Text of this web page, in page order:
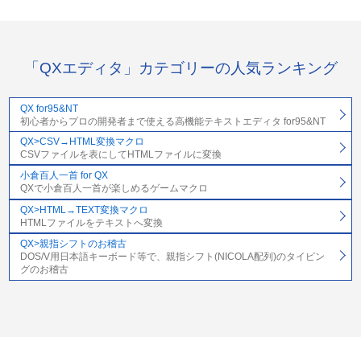
「QXエディタ」カテゴリーの人気ランキング
QX for95&NT
初心者からプロの開発者まで使える高機能テキストエディタ for95&NT
QX>CSV→HTML変換マクロ
CSVファイルを表にしてHTMLファイルに変換
小倉百人一首 for QX
QXで小倉百人一首が楽しめるゲームマクロ
QX>HTML→TEXT変換マクロ
HTMLファイルをテキストへ変換
QX>親指シフトのお稽古
DOS/V用日本語キーボード等で、親指シフト(NICOLA配列)のタイピン
グのお稽古